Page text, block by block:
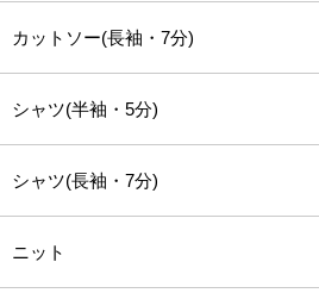
カットソー(長袖・7分)
シャツ(半袖・5分)
シャツ(長袖・7分)
ニット